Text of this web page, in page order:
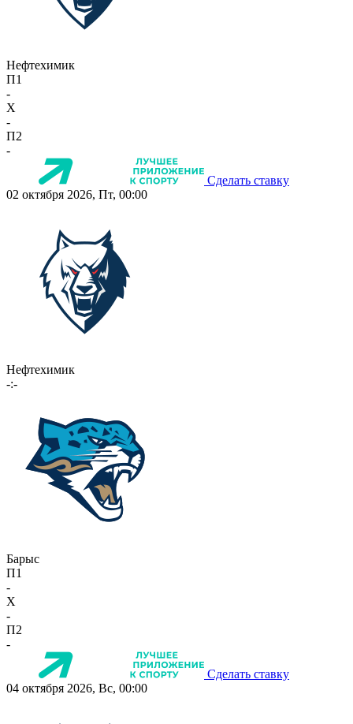
Нефтехимик
П1
-
X
-
П2
-
Сделать ставку
02 октября 2026, Пт, 00:00
Нефтехимик
-:-
Барыс
П1
-
X
-
П2
-
Сделать ставку
04 октября 2026, Вс, 00:00